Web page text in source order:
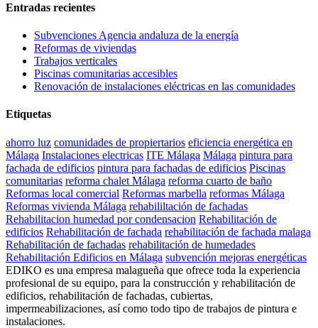
Entradas recientes
Subvenciones Agencia andaluza de la energía
Reformas de viviendas
Trabajos verticales
Piscinas comunitarias accesibles
Renovación de instalaciones eléctricas en las comunidades
Etiquetas
ahorro luz comunidades de propiertarios eficiencia energética en
Málaga Instalaciones electricas ITE Málaga Málaga pintura para
fachada de edificios pintura para fachadas de edificios Piscinas
comunitarias reforma chalet Málaga reforma cuarto de baño
Reformas local comercial Reformas marbella reformas Málaga
Reformas vivienda Málaga rehabililtación de fachadas
Rehabilitacion humedad por condensacion Rehabilitación de
edificios Rehabilitación de fachada rehabilitación de fachada malaga
Rehabilitación de fachadas rehabilitación de humedades
Rehabilitación Edificios en Málaga subvención mejoras energéticas
EDIKO es una empresa malagueña que ofrece toda la experiencia
profesional de su equipo, para la construcción y rehabilitación de
edificios, rehabilitación de fachadas, cubiertas,
impermeabilizaciones, así como todo tipo de trabajos de pintura e
instalaciones.